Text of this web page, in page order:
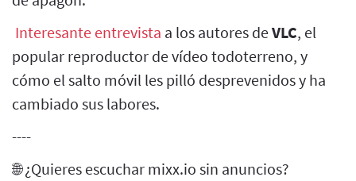
Interesante entrevista a los autores deVLC, el
popular reproductor de vídeo todoterreno, y
cómo el salto móvil les pilló desprevenidos y ha
cambiado sus labores.
----
🌐 ¿Quieres escuchar mixx.io sin anuncios?